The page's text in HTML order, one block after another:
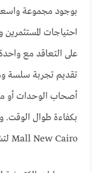
بوجود مجموعة واسعة
احتياجات
على التعاقد مع
تقديم تجربة سلسة
أصحاب الوحدات أو
Mall New Cairo لتشمل العناصر التالية: